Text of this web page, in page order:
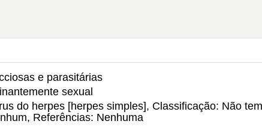
e parasitárias
sexual
do herpes [herpes simples], Classificação: Não tem
Referências: Nenhuma